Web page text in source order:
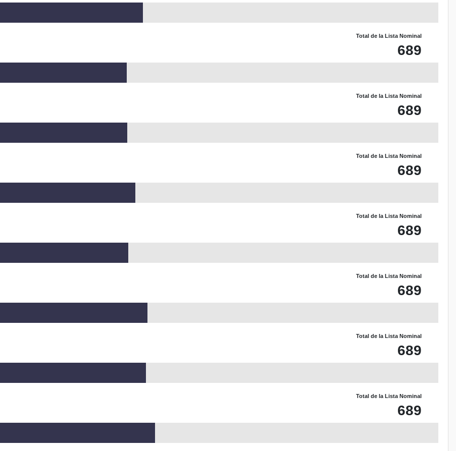
Total de la Lista Nominal
689
Total de la Lista Nominal
689
Total de la Lista Nominal
689
Total de la Lista Nominal
689
Total de la Lista Nominal
689
Total de la Lista Nominal
689
Total de la Lista Nominal
689